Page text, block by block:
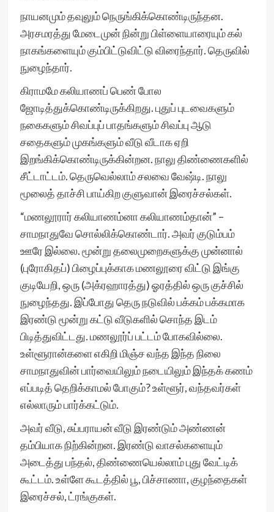
நாயனமும் தவுலும் நெருங்கிக்கொண்டிருந்தன.
அரசமரத்து மேடைமுன் நின்று பிள்ளையாரையும் கல்
நாகங்களையும் கும்பிட்டுவிட்டு விரைந்தார். தெருவில்
நுழைந்தார்.
கிராமமே கலியாணப் பெண் போல
ஜோடித்துக்கொண்டிருக்கிறது. புதுப் புடவைகளும்
நகைகளும் சிவப்புப் பாதங்களும் சிவப்பு ஆடு
சதைகளும் முகங்களும் வீடு வீடாக ஏறி
இறங்கிக்கொண்டிருக்கின்றன. நாலு திண்ணைகளில்
சீட்டாட்டம். தெருவெல்லாம் சலவை வேஷ்டி. நாலு
மூலைத் தாச்சி பாய்கிற குளுவான் இரைச்சல்கள்.
“மணலூரார் கலியாணம்னா கலியாணம்தான்” –
சாமநாதுவே சொல்லிக்கொண்டார். அவர் குடும்பம்
ஊரே இல்லை. மூன்று தலைமுறைகளுக்கு முன்னால்
(புரோகிதப்) பிழைப்புக்காக மணலூரை விட்டு இங்கு
குடியேறி, ஒரு (அக்ரஹாரத்து) ஓரத்தில் ஒரு குச்சில்
நுழைந்தது. இப்போது தெரு நடுவில் பக்கம் பக்கமாக
இரண்டு மூன்று கட்டு வீடுகளில் சொந்த இடம்
பிடித்துவிட்டது. மணலூர்ப் பட்டம் போகவில்லை.
உள்ளூரான்களை எகிறி மிஞ்ச வந்த இந்த நிலை
சாமநாதுவின் பார்வையிலும் நடையிலும் இந்தக் கணம்
எப்படித் தெறிக்காமல் போகும்? உள்ளூர், வந்தவர்கள்
எல்லாரும் பார்க்கட்டும்.
அவர் வீடு, சுப்பராயன் வீடு இரண்டும் அண்ணன்
தம்பியாக நிற்கின்றன. இரண்டு வாசல்களையும்
அடைத்து பந்தல், திண்ணையெல்லாம் புது வேட்டிக்
கூட்டம். உள்ளே கூடத்தில் பூ, பிச்சாணா, குழந்தைகள்
இரைச்சல், ட்ரங்குகள்.